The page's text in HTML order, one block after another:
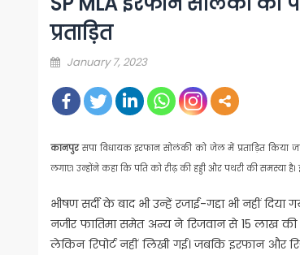
प्रताड़ित
Posted
January 7, 2023
कानपुरसपा विधायक इरफान सोलंकी को जेल में प्रताड़ित किया
लगाए। उन्होंने कहा कि पति को रीढ़ की हड्डी और पथरी की समस्या
भीषण सर्दी के बाद भी उन्हें रजाई-गद्दा भी नहीं
नजीर फातिमा समेत अन्य ने रिजवान से 15 लाख
लेकिन रिपोर्ट नहीं लिखी गई। जबकि इरफान और